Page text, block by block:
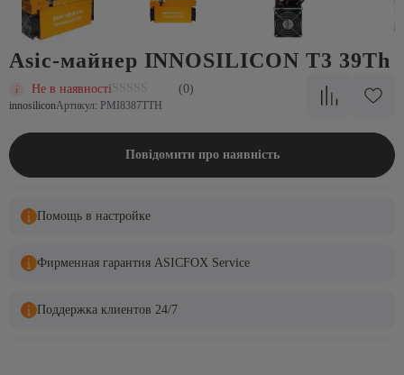
Asic-майнер INNOSILICON T3 39Th
Не в наявності (0)
innosiliconАртикул: PMI8387TTH
Повідомити про наявність
Помощь в настройке
Фирменная гарантия ASICFOX Service
Поддержка клиентов 24/7